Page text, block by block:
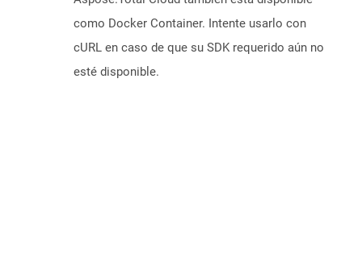
como Docker Container. Intente usarlo con
cURL en caso de que su SDK requerido aún no
esté disponible.